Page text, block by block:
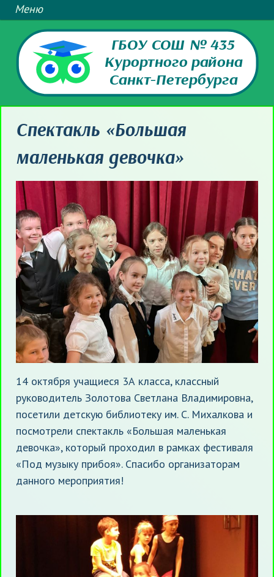
ГБОУ СОШ № 435
Курортного района
Санкт-Петербурга
Спектакль «Большая
маленькая девочка»
14 октября учащиеся 3А класса, классный
руководитель Золотова Светлана Владимировна,
посетили детскую библиотеку им. С. Михалкова и
посмотрели спектакль «Большая маленькая
девочка», который проходил в рамках фестиваля
«Под музыку прибоя». Спасибо организаторам
данного мероприятия!